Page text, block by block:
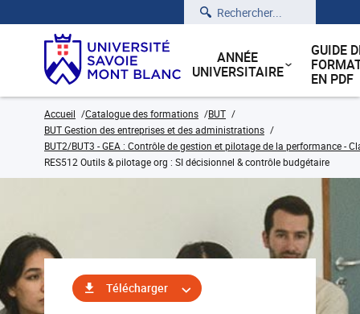
Rechercher
ANNÉE
UNIVERSITAIRE
GUIDE
EN PDF
Accueil Catalogue des formations
BUT
BUT Gestion des entreprises et des administrations
BUT2/BUT3 - GEA : Contrôle de gestion et pilotage de la performance -
RES512 Outils & pilotage org : SI décisionnel & contrôle budgétaire
Télécharger